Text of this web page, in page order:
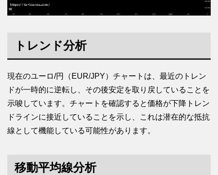
トレンド分析
現在のユーロ/円（EUR/JPY）チャートは、最近のトレン
ドが一時的に逆転し、その後安定を取り戻していることを
示唆しています。チャートを確認すると価格が下降トレン
ドラインに接近していることを示し、これは潜在的な抵抗
線として機能している可能性があります。
移動平均線分析